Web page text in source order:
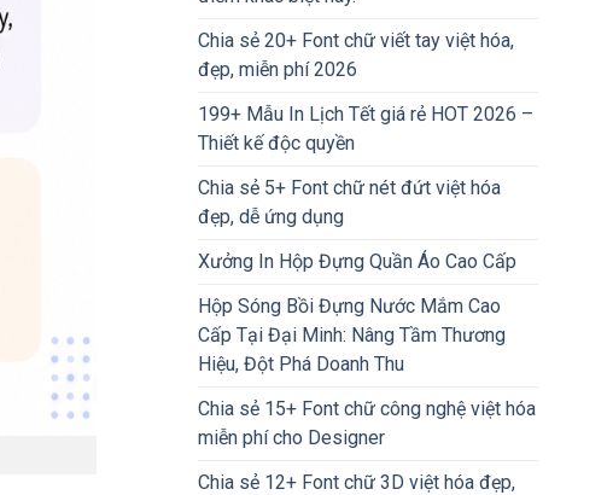
Chia sẻ 20+ Font chữ viết tay việt hóa,
đẹp, miễn phí 2026
199+ Mẫu In Lịch Tết giá rẻ HOT 2026 –
Thiết kế độc quyền
Chia sẻ 5+ Font chữ nét đứt việt hóa
đẹp, dễ ứng dụng
Xưởng In Hộp Đựng Quần Áo Cao Cấp
Hộp Sóng Bồi Đựng Nước Mắm Cao
Cấp Tại Đại Minh: Nâng Tầm Thương
Hiệu, Đột Phá Doanh Thu
Chia sẻ 15+ Font chữ công nghệ việt hóa
miễn phí cho Designer
Chia sẻ 12+ Font chữ 3D việt hóa đẹp,